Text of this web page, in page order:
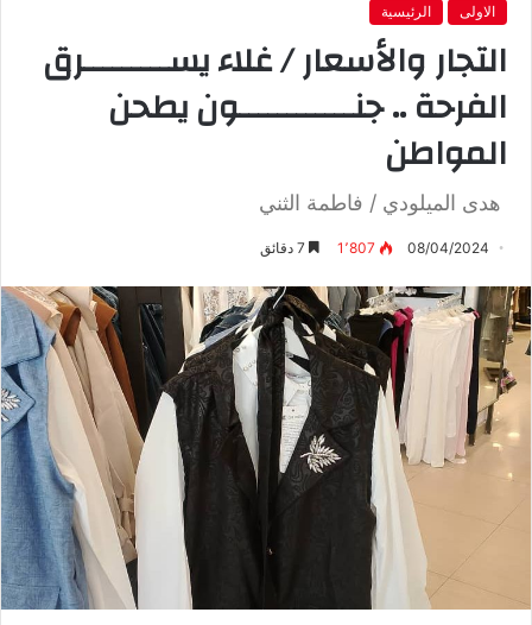
الاولى الرئيسية
التجار والأسعار / غلاء يســـــــــرق
الفرحة .. جنــــــــــــون يطحن
المواطن
هدى الميلودي / فاطمة الثني
08/04/2024 1٬807